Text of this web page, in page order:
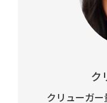
ク
クリューガー